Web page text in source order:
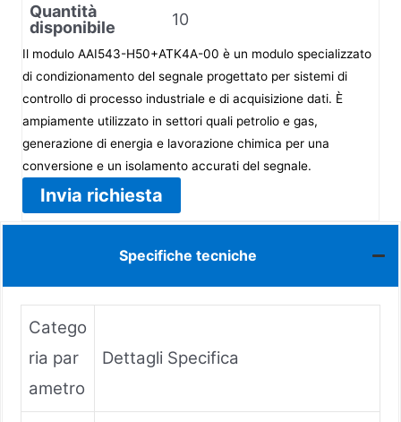
Quantità
disponibile
10
Il modulo AAI543-H50+ATK4A-00 è un modulo specializzato
di condizionamento del segnale progettato per sistemi di
controllo di processo industriale e di acquisizione dati. È
ampiamente utilizzato in settori quali petrolio e gas,
generazione di energia e lavorazione chimica per una
conversione e un isolamento accurati del segnale.
Invia richiesta
Specifiche tecniche
Catego
ria par
ametro
Dettagli Specifica